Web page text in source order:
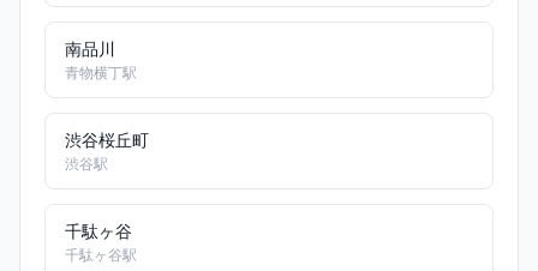
南品川
青物横丁駅
渋谷桜丘町
渋谷駅
千駄ヶ谷
千駄ヶ谷駅